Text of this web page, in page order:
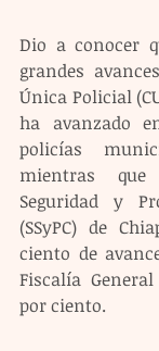
Dio a conocer
grandes
Única Policial
ha avanzado
policías
mientras
Seguridad y
(SSyPC) de
ciento de
Fiscalía
por ciento.